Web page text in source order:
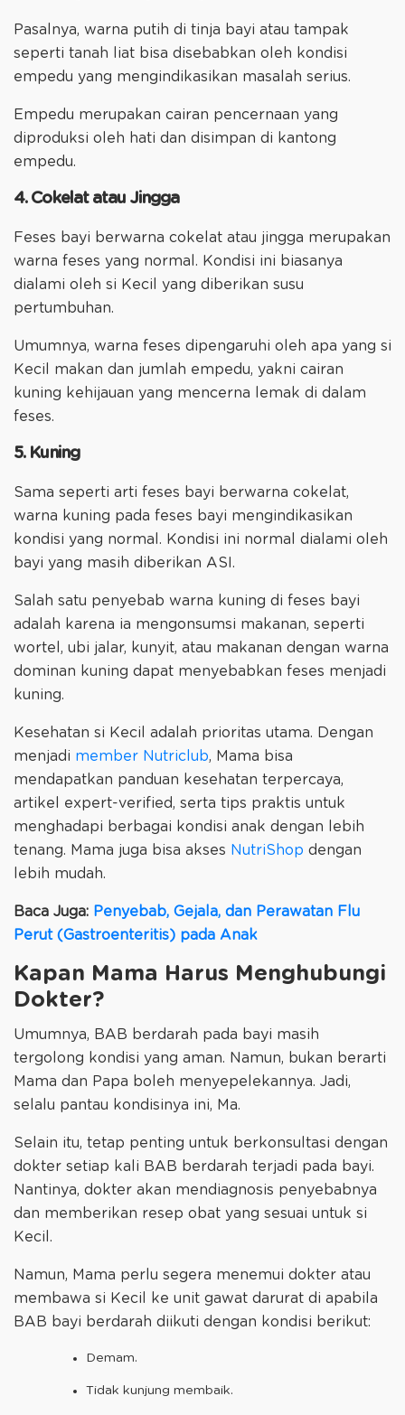
Pasalnya, warna putih di tinja bayi atau tampak
seperti tanah liat bisa disebabkan oleh kondisi
empedu yang mengindikasikan masalah serius.
Empedu merupakan cairan pencernaan yang
diproduksi oleh hati dan disimpan di kantong
empedu.
4. Cokelat atau Jingga
Feses bayi berwarna cokelat atau jingga merupakan
warna feses yang normal. Kondisi ini biasanya
dialami oleh si Kecil yang diberikan susu
pertumbuhan.
Umumnya, warna feses dipengaruhi oleh apa yang si
Kecil makan dan jumlah empedu, yakni cairan
kuning kehijauan yang mencerna lemak di dalam
feses.
5. Kuning
Sama seperti arti feses bayi berwarna cokelat,
warna kuning pada feses bayi mengindikasikan
kondisi yang normal. Kondisi ini normal dialami oleh
bayi yang masih diberikan ASI.
Salah satu penyebab warna kuning di feses bayi
adalah karena ia mengonsumsi makanan, seperti
wortel, ubi jalar, kunyit, atau makanan dengan warna
dominan kuning dapat menyebabkan feses menjadi
kuning.
Kesehatan si Kecil adalah prioritas utama. Dengan
menjadi member Nutriclub, Mama bisa
mendapatkan panduan kesehatan terpercaya,
artikel expert-verified, serta tips praktis untuk
menghadapi berbagai kondisi anak dengan lebih
tenang. Mama juga bisa akses NutriShop dengan
lebih mudah.
Baca Juga: Penyebab, Gejala, dan Perawatan Flu
Perut (Gastroenteritis) pada Anak
Kapan Mama Harus Menghubungi
Dokter?
Umumnya, BAB berdarah pada bayi masih
tergolong kondisi yang aman. Namun, bukan berarti
Mama dan Papa boleh menyepelekannya. Jadi,
selalu pantau kondisinya ini, Ma.
Selain itu, tetap penting untuk berkonsultasi dengan
dokter setiap kali BAB berdarah terjadi pada bayi.
Nantinya, dokter akan mendiagnosis penyebabnya
dan memberikan resep obat yang sesuai untuk si
Kecil.
Namun, Mama perlu segera menemui dokter atau
membawa si Kecil ke unit gawat darurat di apabila
BAB bayi berdarah diikuti dengan kondisi berikut:
Demam.
Tidak kunjung membaik.